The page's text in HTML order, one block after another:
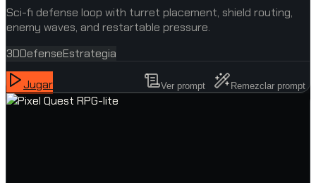
Sci-fi defense loop with turret placement, shield routing,
enemy waves, and restartable pressure.
3DDefenseEstrategia
Jugar Ver prompt Remezclar prompt